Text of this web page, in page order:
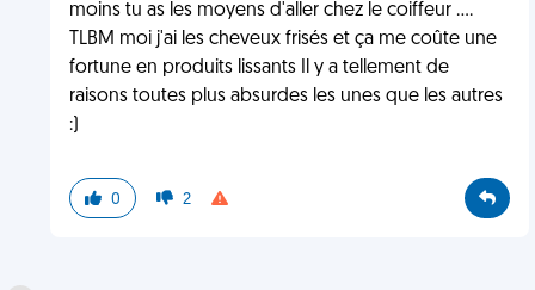
moins tu as les moyens d'aller chez le coiffeur ....
TLBM moi j'ai les cheveux frisés et ça me coûte une
fortune en produits lissants Il y a tellement de
raisons toutes plus absurdes les unes que les autres
:)
0 2